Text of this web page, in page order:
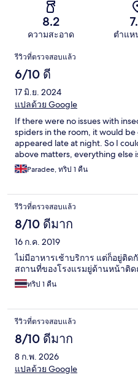
8.2
ความสะอาด ตำแห
รีวิว
รีวิวที่ตรวจสอบแล้ว
6/10 ดี
17 มิ.ย. 2024
แปลด้วย Google
If there were no issues with
spiders in the room, it would
appeared late at night. So I
above matters, everything else
Paradee, ทริป 1 คืน
รีวิวที่ตรวจสอบแล้ว
8/10 ดีมาก
16 ก.ค. 2019
ไม่มีอาหารเช้าบริการ แต่ก็อยู่ติ
สถานที่ของโรงแรมยู่ด้านหน้าติ
ทริป 1 คืน
รีวิวที่ตรวจสอบแล้ว
8/10 ดีมาก
8 ก.พ. 2026
แปลด้วย Google